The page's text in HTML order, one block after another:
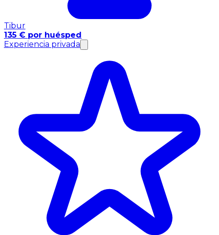
Tibur
135 € por huésped
Experiencia privada